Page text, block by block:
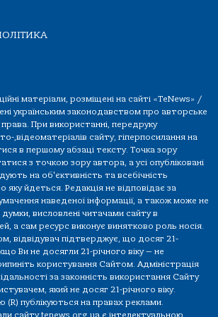
матеріали, розміщені на сайті «TeNews» /
українським законодавством про авторське
права. При використанні, передруку
,відеоматеріалів сайту, гіперпосилання на
в першому абзаці тексту. Точка зору
з точкою зору автора, а усі опубліковані
на об'єктивність та всебічність
яку йдеться. Редакція не відповідає за
наведеної інформації, а також може не
висловлені читачами сайту в
а сам ресурс виконує винятково роль носія.
відвідувач підтверджує, що досяг 21-
Ви не досягли 21-річного віку — не
користування Сайтом. Адміністрація
за законність використання Сайту
який не досяг 21-річного віку.
(R) публікуються на правах реклами.